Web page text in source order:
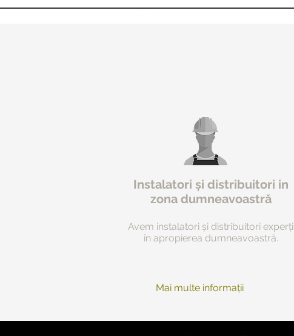
Instalatori și distribuitori in
zona dumneavoastră
Avem instalatori și distribuitori experți
în apropierea dumneavoastră.
Mai multe informații